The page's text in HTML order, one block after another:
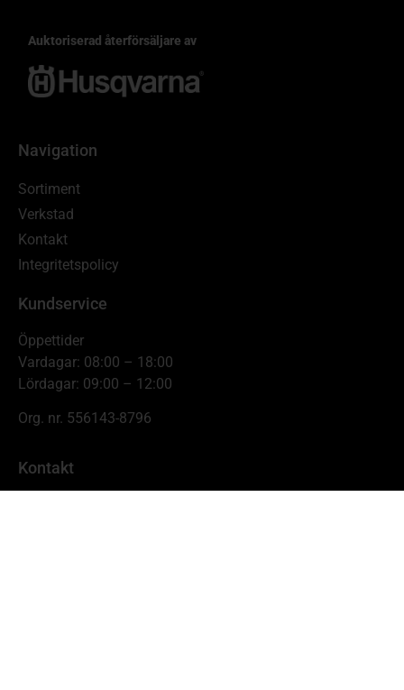
Auktoriserad återförsäljare av
Navigation
Sortiment
Verkstad
Kontakt
Integritetspolicy
Kundservice
Öppettider
Vardagar: 08:00 – 18:00
Lördagar: 09:00 – 12:00
Org. nr. 556143-8796
Kontakt